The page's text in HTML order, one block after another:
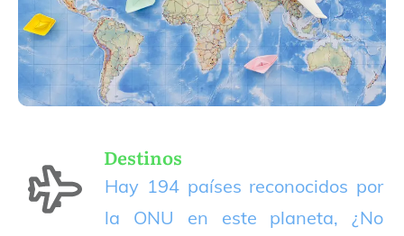
Destinos
Hay 194 países reconocidos por
la ONU en este planeta, ¿No